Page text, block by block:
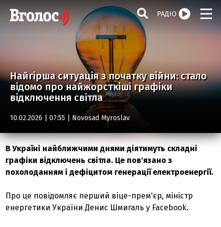
РАДІО
Найгірша ситуація з початку війни: стало
відомо про найжорсткіші графіки
відключення світла
10.02.2026 | 07:55 | Novosad Myroslav
В Україні найближчими днями діятимуть складні
графіки відключень світла. Це пов'язано з
похолоданням і дефіцитом генерації електроенергії.
Про це повідомляє перший віце-прем'єр, міністр
енергетики України Денис Шмигаль у Facebook.